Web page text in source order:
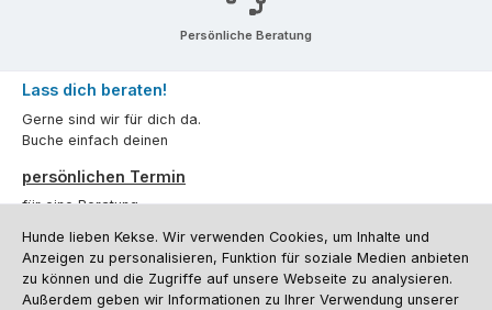
Persönliche Beratung
Lass dich beraten!
Gerne sind wir für dich da.
Buche einfach deinen
persönlichen Termin
für eine Beratung.
Oder über unserKontaktformular.
Vertrag widerrufen
Hunde lieben Kekse. Wir verwenden Cookies, um Inhalte und
Anzeigen zu personalisieren, Funktion für soziale Medien anbieten
zu können und die Zugriffe auf unsere Webseite zu analysieren.
Außerdem geben wir Informationen zu Ihrer Verwendung unserer